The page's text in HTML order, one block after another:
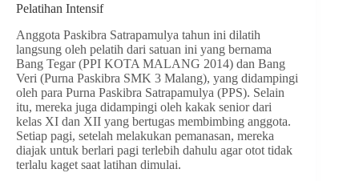
Pelatihan Intensif
Anggota Paskibra Satrapamulya tahun ini dilatih
langsung oleh pelatih dari satuan ini yang bernama
Bang Tegar (PPI KOTA MALANG 2014) dan Bang
Veri (Purna Paskibra SMK 3 Malang), yang didampingi
oleh para Purna Paskibra Satrapamulya (PPS). Selain
itu, mereka juga didampingi oleh kakak senior dari
kelas XI dan XII yang bertugas membimbing anggota.
Setiap pagi, setelah melakukan pemanasan, mereka
diajak untuk berlari pagi terlebih dahulu agar otot tidak
terlalu kaget saat latihan dimulai.